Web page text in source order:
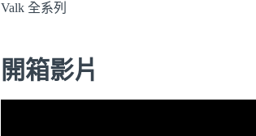
Valk 全系列
開箱影片